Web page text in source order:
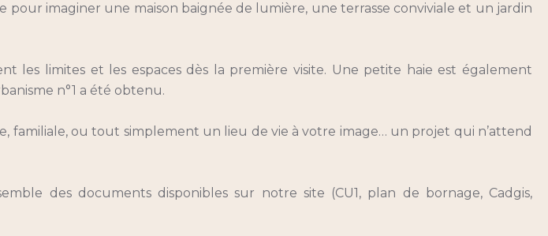
pour imaginer une maison baignée de lumière, une terrasse conviviale et un jardin
les limites et les espaces dès la première visite. Une petite haie est également
n°1 a été obtenu.
ou tout simplement un lieu de vie à votre image… un projet qui n’attend
des documents disponibles sur notre site (CU1, plan de bornage, Cadgis,